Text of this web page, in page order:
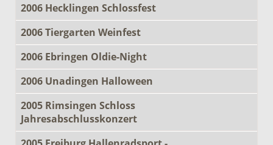
2006 Hecklingen Schlossfest
2006 Tiergarten Weinfest
2006 Ebringen Oldie-Night
2006 Unadingen Halloween
2005 Rimsingen Schloss
Jahresabschlusskonzert